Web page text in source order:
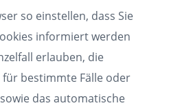
so einstellen, dass Sie
informiert werden
erlauben, die
bestimmte Fälle oder
das automatische